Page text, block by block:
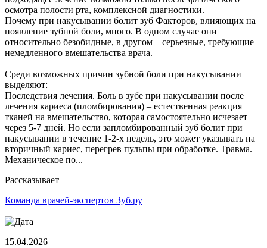
осмотра полости рта, комплексной диагностики.
Почему при накусывании болит зуб Факторов, влияющих на
появление зубной боли, много. В одном случае они
относительно безобидные, в другом – серьезные, требующие
немедленного вмешательства врача.
Среди возможных причин зубной боли при накусывании
выделяют:
Последствия лечения. Боль в зубе при накусывании после
лечения кариеса (пломбирования) – естественная реакция
тканей на вмешательство, которая самостоятельно исчезает
через 5-7 дней. Но если запломбированный зуб болит при
накусывании в течение 1-2-х недель, это может указывать на
вторичный кариес, перегрев пульпы при обработке. Травма.
Механическое по...
Рассказывает
Команда врачей-экспертов Зуб.ру
15.04.2026